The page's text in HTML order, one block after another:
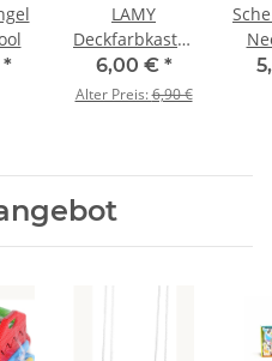
*
LAMY
Deckfarbkasten
aquaplus 12er
rot
6,00 € *
Alter Preis:6,90 €